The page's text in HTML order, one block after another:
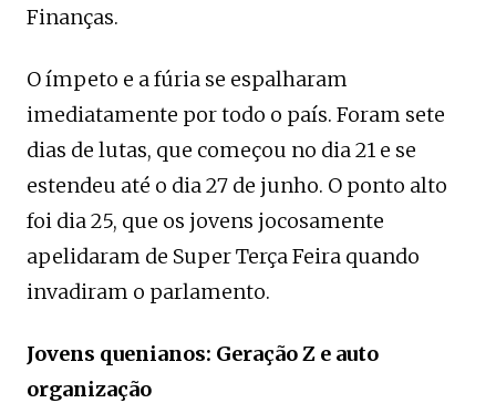
Finanças.
O ímpeto e a fúria se espalharam
imediatamente por todo o país. Foram sete
dias de lutas, que começou no dia 21 e se
estendeu até o dia 27 de junho. O ponto alto
foi dia 25, que os jovens jocosamente
apelidaram de Super Terça Feira quando
invadiram o parlamento.
Jovens quenianos: Geração Z e auto
organização